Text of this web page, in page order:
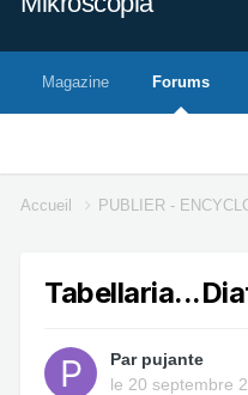
Magazine Forums
Accueil PUBLIER -
Par pujante
le 20 septembre